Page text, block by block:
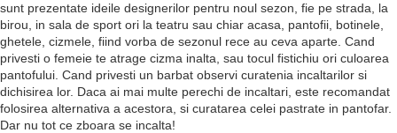
sunt prezentate ideile designerilor pentru noul sezon, fie pe strada, la
birou, in sala de sport ori la teatru sau chiar acasa, pantofii, botinele,
ghetele, cizmele, fiind vorba de sezonul rece au ceva aparte. Cand
privesti o femeie te atrage cizma inalta, sau tocul fistichiu ori culoarea
pantofului. Cand privesti un barbat observi curatenia incaltarilor si
dichisirea lor. Daca ai mai multe perechi de incaltari, este recomandat
folosirea alternativa a acestora, si curatarea celei pastrate in pantofar.
Dar nu tot ce zboara se incalta!